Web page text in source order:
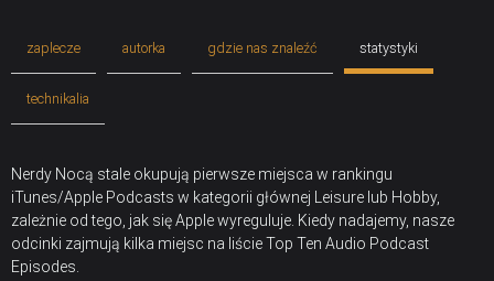
zaplecze autorka gdzie nas znaleźć statystyki
technikalia
Nerdy Nocą stale okupują pierwsze miejsca w rankingu
iTunes/Apple Podcasts w kategorii głównej Leisure lub Hobby,
zależnie od tego, jak się Apple wyreguluje. Kiedy nadajemy, nasze
odcinki zajmują kilka miejsc na liście Top Ten Audio Podcast
Episodes.